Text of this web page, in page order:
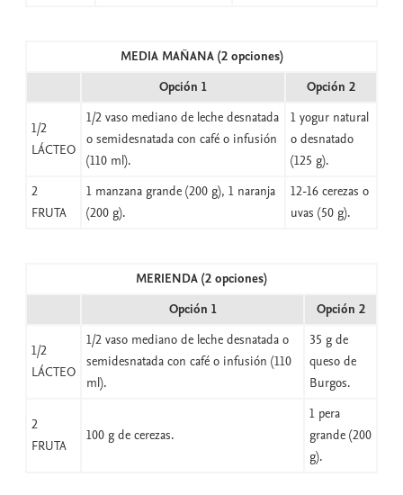
MEDIA MAÑANA (2 opciones)
Opción 1
Opción 2
1/2
LÁCTEO
1/2 vaso mediano de leche desnatada
o semidesnatada con café o infusión
(110 ml).
1 yogur natural
o desnatado
(125 g).
2
FRUTA
1 manzana grande (200 g), 1 naranja
(200 g).
12-16 cerezas o
uvas (50 g).
MERIENDA (2 opciones)
Opción 1
Opción 2
1/2
LÁCTEO
1/2 vaso mediano de leche desnatada o
semidesnatada con café o infusión (110
ml).
35 g de
queso de
Burgos.
2
FRUTA
100 g de cerezas.
1 pera
grande (200
g).